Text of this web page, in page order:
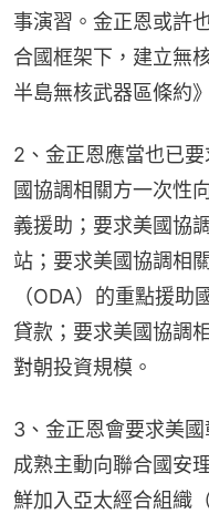
事演習。金正恩或許
合國框架下，建立無
半島無核武器區條約
2、金正恩應當也已
國協調相關方一次性
義援助；要求美國協
站；要求美國協調相
（ODA）的重點援
貸款；要求美國協調
對朝投資規模。
3、金正恩會要求美
成熟主動向聯合國安
鮮加入亞太經合組織